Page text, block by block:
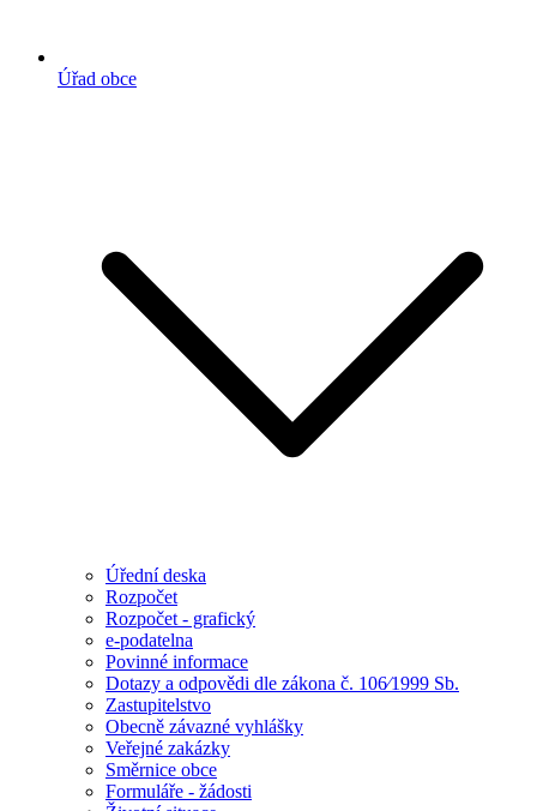
Úřad obce
Úřední deska
Rozpočet
Rozpočet - grafický
e-podatelna
Povinné informace
Dotazy a odpovědi dle zákona č. 106⁄1999 Sb.
Zastupitelstvo
Obecně závazné vyhlášky
Veřejné zakázky
Směrnice obce
Formuláře - žádosti